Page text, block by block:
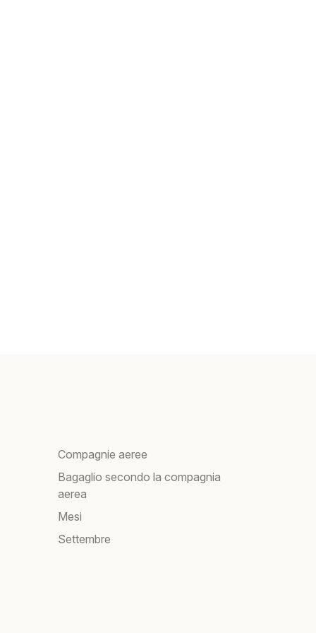
Compagnie aeree
Bagaglio secondo la compagnia
aerea
Mesi
Settembre